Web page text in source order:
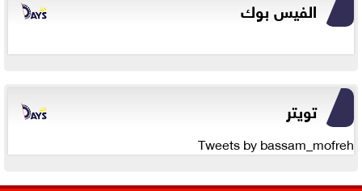
الفيس بوك
تويتر
Tweets by bassam_mofreh